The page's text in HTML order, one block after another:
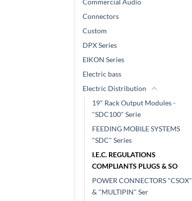
Commercial Audio
Connectors
Custom
DPX Series
EIKON Series
Electric bass
Electric Distribution
19" Rack Output Modules -
"SDC100" Serie
FEEDING MOBILE SYSTEMS
"SDC" Series
I.E.C. REGULATIONS
COMPLIANTS PLUGS & SO
POWER CONNECTORS "CSOX"
& "MULTIPIN" Ser